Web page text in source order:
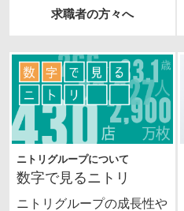
求職者の方々へ
ニトリグループについて
数字で見るニトリ
ニトリグループの成長性や